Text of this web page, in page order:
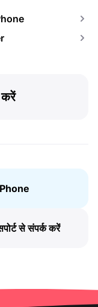
करें
से संपर्क करें